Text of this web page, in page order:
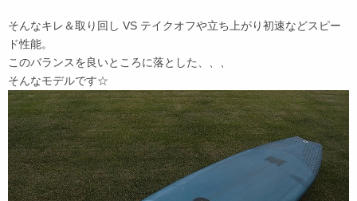
そんなキレ＆取り回し VS テイクオフや立ち上がり初速などスピー
ド性能。
このバランスを良いところに落とした、、、
そんなモデルです☆